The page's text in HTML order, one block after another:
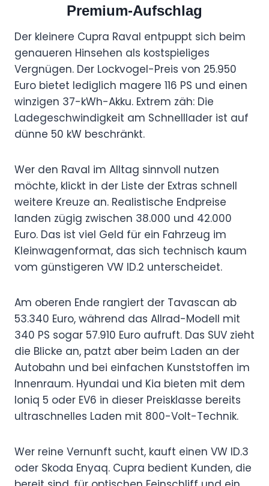
Premium-Aufschlag
Der kleinere Cupra Raval entpuppt sich beim
genaueren Hinsehen als kostspieliges
Vergnügen. Der Lockvogel-Preis von 25.950
Euro bietet lediglich magere 116 PS und einen
winzigen 37-kWh-Akku. Extrem zäh: Die
Ladegeschwindigkeit am Schnelllader ist auf
dünne 50 kW beschränkt.
Wer den Raval im Alltag sinnvoll nutzen
möchte, klickt in der Liste der Extras schnell
weitere Kreuze an. Realistische Endpreise
landen zügig zwischen 38.000 und 42.000
Euro. Das ist viel Geld für ein Fahrzeug im
Kleinwagenformat, das sich technisch kaum
vom günstigeren VW ID.2 unterscheidet.
Am oberen Ende rangiert der Tavascan ab
53.340 Euro, während das Allrad-Modell mit
340 PS sogar 57.910 Euro aufruft. Das SUV zieht
die Blicke an, patzt aber beim Laden an der
Autobahn und bei einfachen Kunststoffen im
Innenraum. Hyundai und Kia bieten mit dem
Ioniq 5 oder EV6 in dieser Preisklasse bereits
ultraschnelles Laden mit 800-Volt-Technik.
Wer reine Vernunft sucht, kauft einen VW ID.3
oder Skoda Enyaq. Cupra bedient Kunden, die